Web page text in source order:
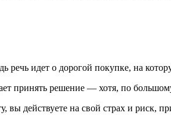
речь идет о дорогой покупке, на
принять решение — хотя, по
вы действуете на свой страх и риск,